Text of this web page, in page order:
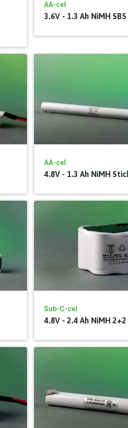
AA-cel
3.6V - 1.3 Ah NiMH SBS
AA-cel
4.8V - 1.3 Ah NiMH
Sub-C-cel
4.8V - 2.4 Ah NiMH 2+2